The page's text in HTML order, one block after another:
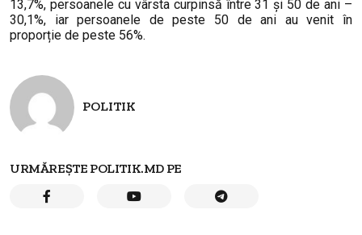
13,7%, persoanele cu vârsta curpinsă între 31 și 50 de ani –
30,1%, iar persoanele de peste 50 de ani au venit în
proporție de peste 56%.
POLITIK
URMĂREȘTE POLITIK.MD PE